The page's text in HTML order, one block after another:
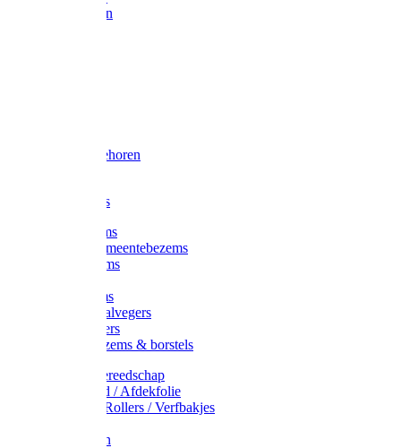
Grasscharen
Slede toebehoren
Composters
Straatbezems
Stads- / Gemeentebezems
Terrasbezems
Gootbezems
Kamer-/Zaalvegers
Vloertrekkers
Onkruidbezems & borstels
Schildersgereedschap
Afplakband / Afdekfolie
Kwasten / Rollers / Verfbakjes
Afdekfoliën